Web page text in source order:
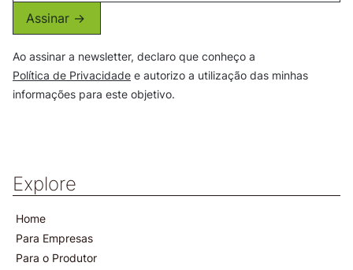
Explore
Home
Para Empresas
Para o Produtor
Assinar ->
Ao assinar a newsletter, declaro que conheço a
Política de Privacidade e autorizo a utilização das minhas
informações para este objetivo.